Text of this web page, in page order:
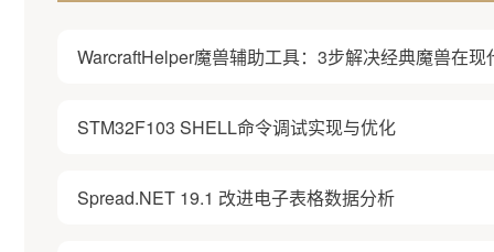
WarcraftHelper魔兽辅助工具：3步解决经典魔兽在
STM32F103 SHELL命令调试实现与优化
Spread.NET 19.1 改进电子表格数据分析